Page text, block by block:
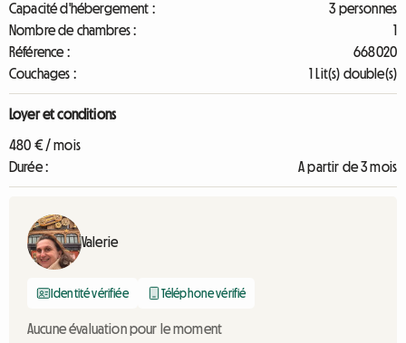
Capacité d'hébergement :
3 personnes
Nombre de chambres :
1
Référence :
668020
Couchages :
1 Lit(s) double(s)
Loyer et conditions
480 € / mois
Durée :
A partir de 3 mois
Valerie
Identité vérifiée Téléphone vérifié
Aucune évaluation pour le moment